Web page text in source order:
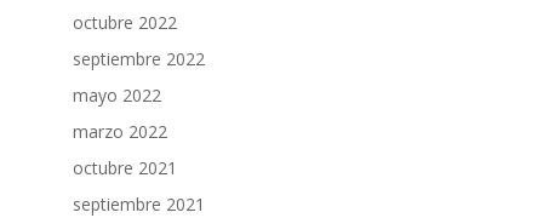
octubre 2022
septiembre 2022
mayo 2022
marzo 2022
octubre 2021
septiembre 2021